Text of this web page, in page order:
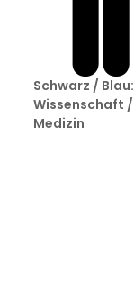
Schwarz / Blau:
Wissenschaft /
Medizin